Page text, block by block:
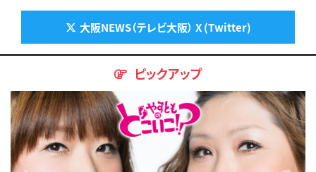
大阪NEWS（テレビ大阪） X (Twitter)
ピックアップ